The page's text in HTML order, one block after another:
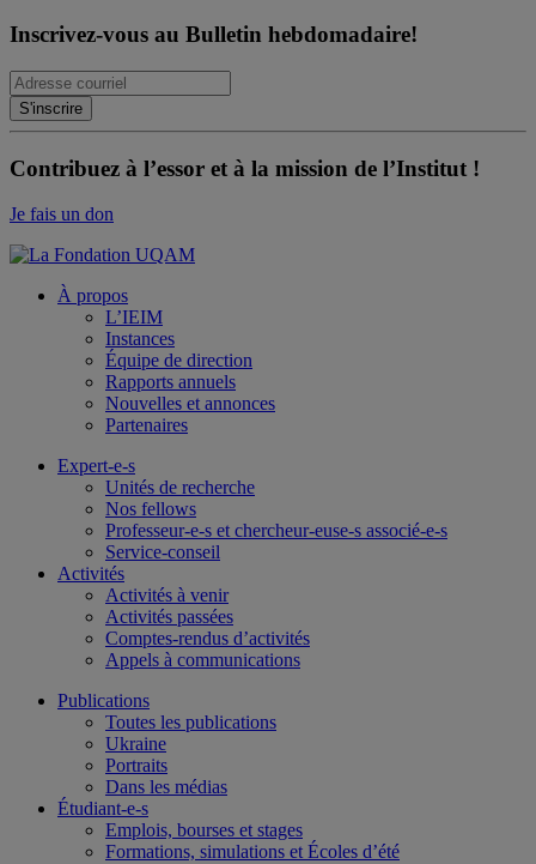
Inscrivez-vous au Bulletin hebdomadaire!
Contribuez à l’essor et à la mission de l’Institut !
Je fais un don
À propos
L’IEIM
Instances
Équipe de direction
Rapports annuels
Nouvelles et annonces
Partenaires
Expert-e-s
Unités de recherche
Nos fellows
Professeur-e-s et chercheur-euse-s associé-e-s
Service-conseil
Activités
Activités à venir
Activités passées
Comptes-rendus d’activités
Appels à communications
Publications
Toutes les publications
Ukraine
Portraits
Dans les médias
Étudiant-e-s
Emplois, bourses et stages
Formations, simulations et Écoles d’été